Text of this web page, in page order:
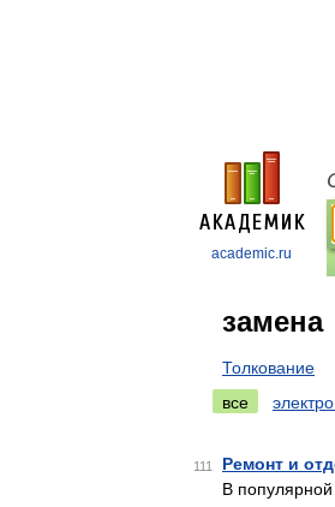
academic.ru
замена
Толкование
все
111 Ремонт и
В